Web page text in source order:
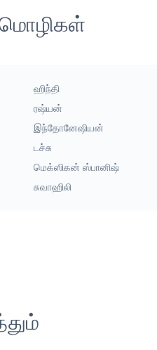
மொழிகள்
ஹிந்தி
ரஷ்யன்
இந்தோனேஷியன்
டச்சு
மெக்ஸிகன் ஸ்பானிஷ்
சுவாஹிலி